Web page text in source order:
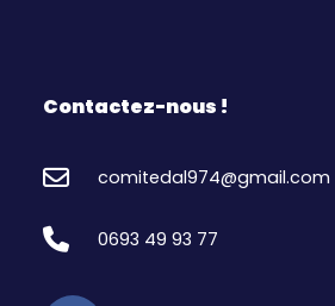
Contactez-nous !
comitedal974@gmail.com
0693 49 93 77